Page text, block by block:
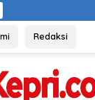
Redaksi